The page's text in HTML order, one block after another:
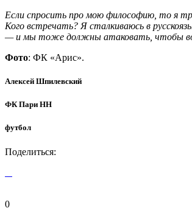
Если спросить про мою философию, то я
Кого встречать? Я сталкиваюсь в
— и мы тоже должны атаковать, чтобы
Фото: ФК «Арис».
Алексей Шпилевский
ФК Пари НН
футбол
Поделиться:
0